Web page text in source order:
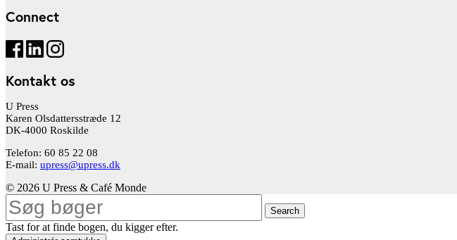
Connect
Kontakt os
U Press
Karen Olsdattersstræde 12
DK-4000 Roskilde
Telefon: 60 85 22 08
E-mail: upress@upress.dk
© 2026 U Press & Café Monde
Search
Tast for at finde bogen, du kigger efter.